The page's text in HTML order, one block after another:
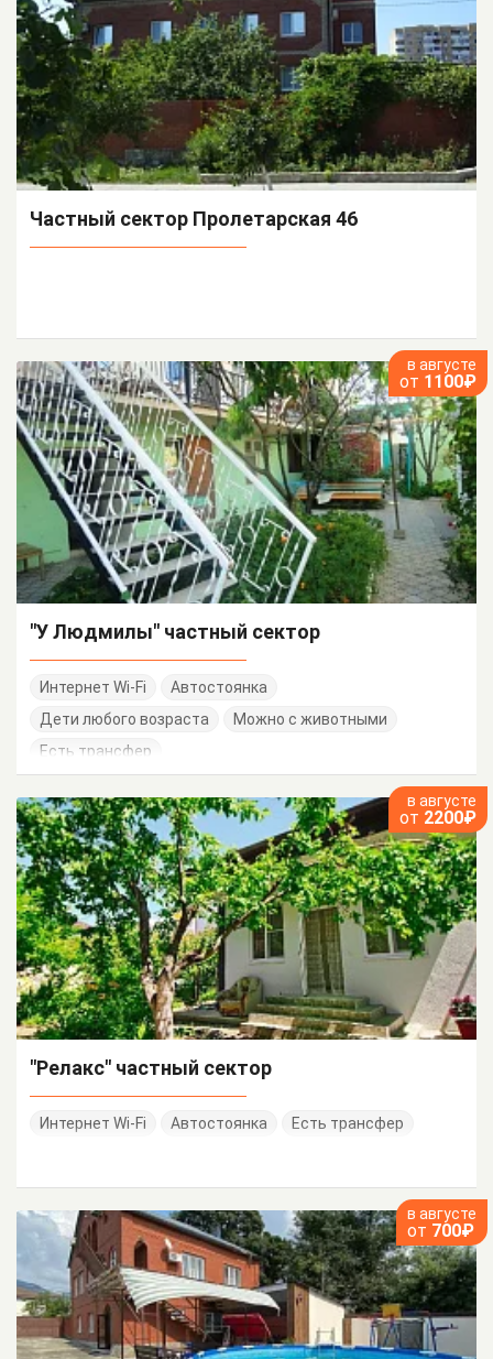
Частный сектор Пролетарская 46
в августе
от 1100₽
"У Людмилы" частный сектор
Интернет Wi-Fi
Автостоянка
Дети любого возраста
Можно с животными
Есть трансфер
в августе
от 2200₽
"Релакс" частный сектор
Интернет Wi-Fi Автостоянка Есть трансфер
в августе
от 700₽